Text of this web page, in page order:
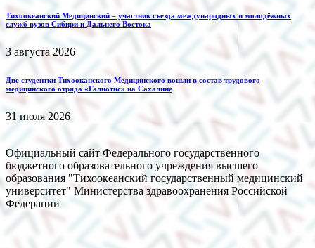
Тихоокеанский Медицинский – участник съезда международных и молодёжных
служб вузов Сибири и Дальнего Востока
3 августа 2026
Две студентки Тихооканского Медицинского вошли в состав трудового
медицинского отряда «Галиотис» на Сахалине
31 июля 2026
Официальный сайт Федерального государственного
бюджетного образовательного учреждения высшего
образования "Тихоокеанский государственный медицинский
университет" Министерства здравоохранения Российской
Федерации